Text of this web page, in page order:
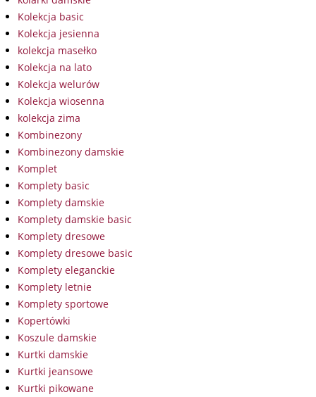
Kolekcja basic
Kolekcja jesienna
kolekcja masełko
Kolekcja na lato
Kolekcja welurów
Kolekcja wiosenna
kolekcja zima
Kombinezony
Kombinezony damskie
Komplet
Komplety basic
Komplety damskie
Komplety damskie basic
Komplety dresowe
Komplety dresowe basic
Komplety eleganckie
Komplety letnie
Komplety sportowe
Kopertówki
Koszule damskie
Kurtki damskie
Kurtki jeansowe
Kurtki pikowane